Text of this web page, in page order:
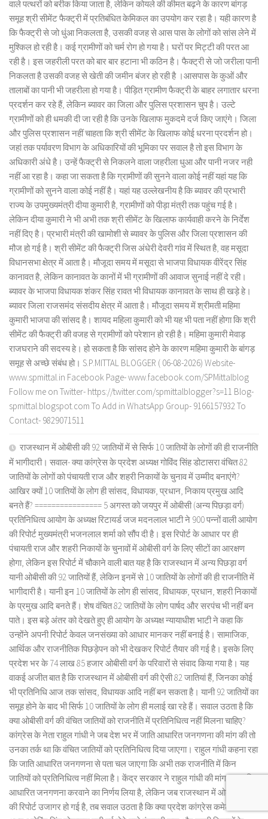
वाले पत्थरों को बरीक किया जाता है, लेकिन कोयले की कीमत बढ़ने के कारण बांगड़
समूह श्री सीमेंट फैक्ट्री में प्रतिबंधित केमिकल का उपयोग कर रहा है। यही कारण है
कि फैक्ट्री से जो धुंआ निकलता है, उसकी वजह से आस पास के लोगों को सांस लेने में
मुश्किल हो रही है। कई ग्रामीणों को चर्म रोग हो गया है। घरों पर मिट्टी की परत आ
रही है। इस जहरीली परत को बार बार हटाना भी कठिन है। फैक्ट्री से जो जरीला पानी
निकलता है उसकी वजह से खेती की जमीन बंजर हो रही है ।आसपास के कुओं और
तालाबों का पानी भी जहरीला हो गया है। पीड़ित ग्रामीण फैक्ट्री के बाहर लगातार धरना
प्रदर्शन कर रहे हैं, लेकिन ब्यावर का जिला और पुलिस प्रशासन चुप है। उल्टे
ग्रामीणों को ही धमकी दी जा रही है कि उनके खिलाफ मुकदमे दर्ज किए जाएंगे। जिला
और पुलिस प्रशासन नहीं चाहता कि श्री सीमेंट के खिलाफ कोई धरना प्रदर्शन हो।
जहां तक पर्यावरण विभाग के अधिकारियों की भूमिका पर सवाल है तो इस विभाग के
अधिकारी अंधे है। उन्हें फैक्ट्री से निकलने वाला जहरीला धुआ और पानी नजर नही
नहीं आ रहा है। कहा जा सकता है कि ग्रामीणों की सुनने वाला कोई नहीं यहां यह कि
ग्रामीणों को सुनने वाला कोई नहीं है। यहां यह उल्लेखनीय है कि ब्यावर की प्रभारी
राज्य के उपमुख्यमंत्री दीया कुमारी है, ग्रामीणों को पीड़ा मंत्री तक पहुंच गई है।
लेकिन दीया कुमारी ने भी अभी तक श्री सीमेंट के खिलाफ कार्यवाही करने के निर्देश
नहीं दिए है। प्रभारी मंत्री की खामोशी से ब्यावर के पुलिस और जिला प्रशासन की
मौज हो गई है। श्री सीमेंट की फैक्ट्री जिस अंधेरी देवरी गांव में स्थित है, वह मसूदा
विधानसभा क्षेत्र में आता है। मौजूदा समय में मसूदा से भाजपा विधायक वीरेंद्र सिंह
कानावत है, लेकिन कानावत के कानों में भी ग्रामीणों की आवाज सुनाई नहीं दे रही।
ब्यावर के भाजपा विधायक शंकर सिंह रावत भी विधायक कानावत के साथ ही खड़े हे।
ब्यावर जिला राजसमंद संसदीय क्षेत्र में आता है। मौजूदा समय में श्रीमती महिमा
कुमारी भाजपा की सांसद है। शायद महिला कुमारी को भी यह भी पता नहीं होगा कि श्री
सीमेंट की फैक्ट्री की वजह से ग्रामीणों को परेशान हो रही है। महिमा कुमारी मेवाड़
राजघराने की सदस्य हे। हो सकता है कि सांसद होने के कारण महिमा कुमारी के बांगड़
समूह से अच्छे संबंध हो। S.P.MITTAL BLOGGER ( 06-08-2026) Website-
www.spmittal.in Facebook Page- www.facebook.com/SPMittalblog
Follow me on Twitter- https://twitter.com/spmittalblogger?s=11 Blog-
spmittal.blogspot.com To Add in WhatsApp Group- 9166157932 To
Contact- 9829071511
राजस्थान में ओबीसी की 92 जातियों में से सिर्फ 10 जातियों के लोगों की ही राजनीति
में भागीदारी। सवाल- क्या कांग्रेस के प्रदेश अध्यक्ष गोविंद सिंह डोटासरा वंचित 82
जातियों के लोगों को पंचायती राज और शहरी निकायों के चुनाव में उम्मीद बनाएंगे?
आखिर क्यों 10 जातियों के लोग ही सांसद, विधायक, प्रधान, निकाय प्रमुख आदि
बनते हैं? ================ 5 अगस्त को जयपुर में ओबीसी (अन्य पिछड़ा वर्ग)
प्रतिनिधित्व आयोग के अध्यक्ष रिटायर्ड जज मदनलाल भाटी ने 900 पन्नों वाली आयोग
की रिपोर्ट मुख्यमंत्री भजनलाल शर्मा को सौंप दी है। इस रिपोर्ट के आधार पर ही
पंचायती राज और शहरी निकायों के चुनावों में ओबीसी वर्ग के लिए सीटों का आरक्षण
होगा, लेकिन इस रिपोर्ट में चौकाने वाली बात यह है कि राजस्थान में अन्य पिछड़ा वर्ग
यानी ओबीसी की 92 जातियों हैं, लेकिन इनमें से 10 जातियों के लोगों की ही राजनीति में
भागीदारी है। यानी इन 10 जातियों के लोग ही सांसद, विधायक, प्रधान, शहरी निकायों
के प्रमुख आदि बनते हैं। शेष वंचित 82 जातियों के लोग पार्षद और सरपंच भी नहीं बन
पाते। इस बड़े अंतर को देखते हुए ही आयोग के अध्यक्ष न्यायाधीश भाटी ने कहा कि
उन्होंने अपनी रिपोर्ट केवल जनसंख्या को आधार मानकर नहीं बनाई है। सामाजिक,
आर्थिक और राजनीतिक पिछड़ेपन को भी देखकर रिपोर्ट तैयार की गई है। इसके लिए
प्रदेश भर के 74 लाख 85 हजार ओबीसी वर्ग के परिवारों से संवाद किया गया है। यह
वाकई अजीत बात है कि राजस्थान में ओबीसी वर्ग की ऐसी 82 जातियां हैं, जिनका कोई
भी प्रतिनिधि आज तक सांसद, विधायक आदि नहीं बन सकता है। यानी 92 जातियों का
समूह होने के बाद भी सिर्फ 10 जातियों के लोग ही मलाई खा रहे हैं। सवाल उठता है कि
क्या ओबीसी वर्ग की वंचित जातियों को राजनीति में प्रतिनिधित्व नहीं मिलना चाहिए?
कांग्रेस के नेता राहुल गांधी ने जब देश भर में जाति आधारित जनगणना की मांग की तो
उनका तर्क था कि वंचित जातियों को प्रतिनिधित्व दिया जाएगा। राहुल गांधी कहना रहा
कि जाति आधारित जनगणना से पता चल जाएगा कि अभी तक राजनीति में किन
जातियों को प्रतिनिधित्व नहीं मिला है। केंद्र सरकार ने राहुल गांधी की मांग पर जाति
आधारित जनगणना करवाने का निर्णय लिया है, लेकिन जब राजस्थान में ओबीसी वर्ग
की रिपोर्ट उजागर हो गई है, तब सवाल उठता है कि क्या प्रदेश कांग्रेस कमेटी के